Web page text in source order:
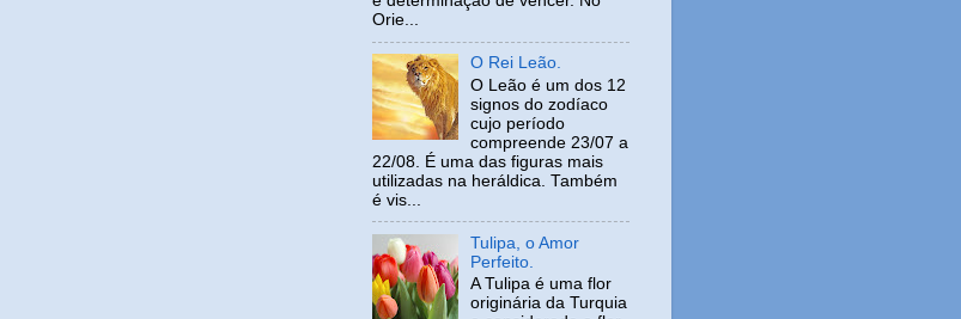
Orie...
O Rei Leão.
O Leão é um dos 12
signos do zodíaco
cujo período
compreende 23/07 a
22/08. É uma das figuras mais
utilizadas na heráldica. Também
é vis...
Tulipa, o Amor
Perfeito.
A Tulipa é uma flor
originária da Turquia